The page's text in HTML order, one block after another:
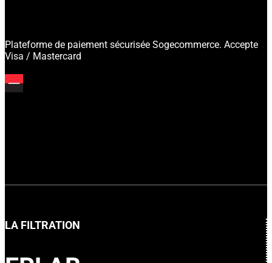
Plateforme de paiement sécurisée Sogecommerce. Accepte
Visa / Mastercard
LA FILTRATION